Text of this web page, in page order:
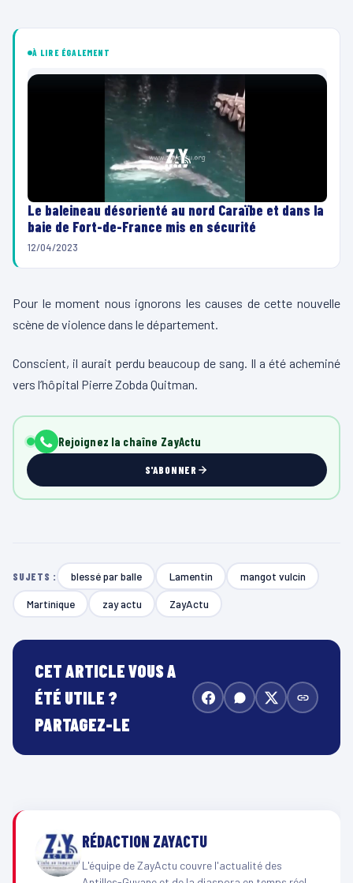
À LIRE ÉGALEMENT
Le baleineau désorienté au nord Caraïbe et dans la
baie de Fort-de-France mis en sécurité
12/04/2023
Pour le moment nous ignorons les causes de cette nouvelle
scène de violence dans le département.
Conscient, il aurait perdu beaucoup de sang. Il a été acheminé
vers l’hôpital Pierre Zobda Quitman.
Rejoignez la chaîne ZayActu
S'ABONNER
SUJETS : blessé par balle Lamentin mangot vulcin
Martinique zay actu ZayActu
CET ARTICLE VOUS A
ÉTÉ UTILE ?
PARTAGEZ-LE
RÉDACTION ZAYACTU
L'équipe de ZayActu couvre l'actualité des